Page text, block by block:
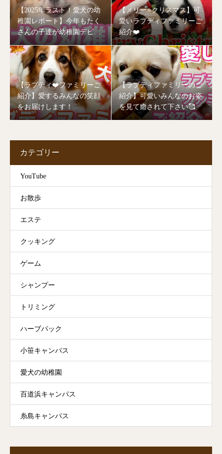
【2025年ラスト！愛犬の幼
稚園レポート】今年もたく
さんの子達が幼稚園デビュ
ーしました🥰
【メリー⭐️クリスマス】可
愛いラブディファミリーご
紹介❤️
【ラブディ❤️ファミリーご
紹介】愛するみんなの笑顔
をお届けします！
【ラブディファミリーのご
紹介】可愛いみんなのお姿
を見て癒されて下さい🥰
カテゴリー
YouTube
お散歩
エステ
クッキング
ゲーム
シャンプー
トリミング
ハーブパック
小笹キャンパス
愛犬の幼稚園
百道浜キャンパス
糸島キャンパス